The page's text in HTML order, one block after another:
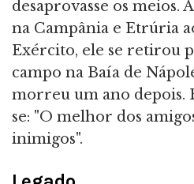
desaprovasse os meios.
na Campânia e Etrúria
Exército, ele se retirou
campo na Baía de
morreu um ano depois.
se: "O melhor dos
inimigos".